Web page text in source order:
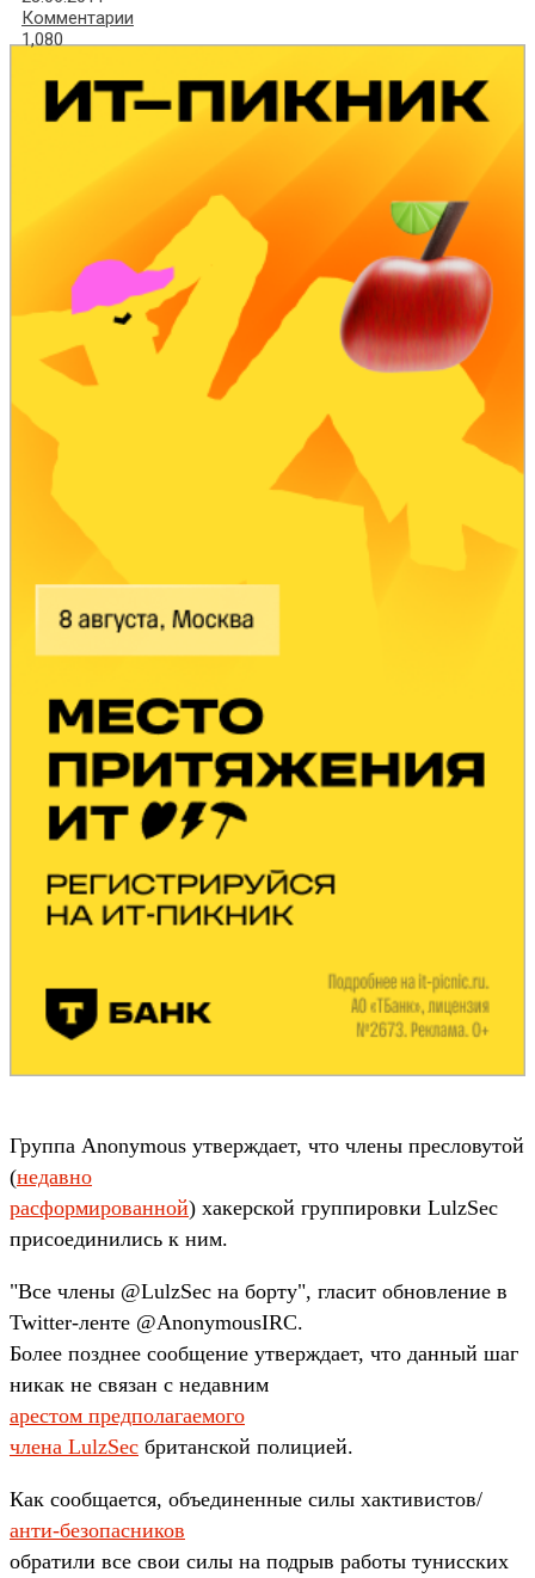
Комментарии
1,080
Группа Anonymous утверждает, что члены пресловутой
(недавно
расформированной) хакерской группировки LulzSec
присоединились к ним.
"Все члены @LulzSec на борту", гласит обновление в
Twitter-ленте @AnonymousIRC.
Более позднее сообщение утверждает, что данный шаг
никак не связан с недавним
арестом предполагаемого
члена LulzSec британской полицией.
Как сообщается, объединенные силы хактивистов/
анти-безопасников
обратили все свои силы на подрыв работы тунисских